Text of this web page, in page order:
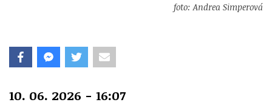
foto: Andrea Simperová
10. 06. 2026 - 16:07